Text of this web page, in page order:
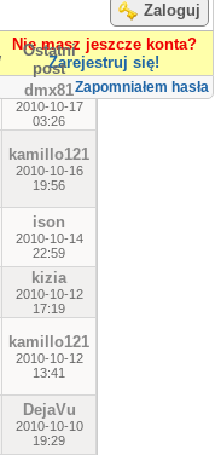
Zaloguj
Nie masz jeszcze konta?
Zarejestruj się!
Zapomniałem hasła
Ostatni
post
dmx81
2010-10-17
03:26
kamillo121
2010-10-16
19:56
ison
2010-10-14
22:59
kizia
2010-10-12
17:19
kamillo121
2010-10-12
13:41
DejaVu
2010-10-10
19:29